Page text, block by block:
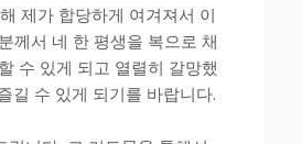
제가 합당하게 여겨져서 이
께서 네 한 평생을 복으로 채
수 있게 되고 열렬히 갈망했
길 수 있게 되기를 바랍니다.